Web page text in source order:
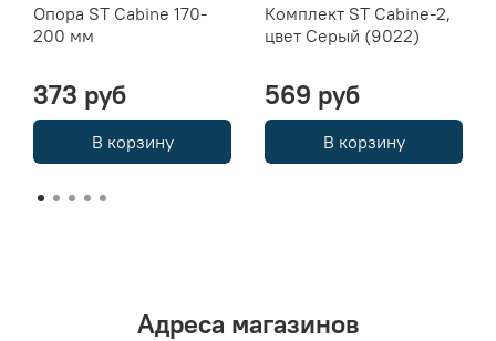
Опора ST Cabine 170-
200 мм
373 руб
В корзину
Комплект ST Cabine-2,
цвет Серый (9022)
569 руб
В корзину
Адреса магазинов